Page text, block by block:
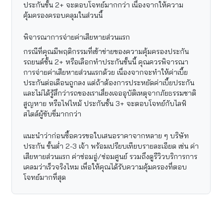
ประกันชั้น 2+ จะตอบโจทย์มากกว่า เนื่องจากให้ความ
คุ้มครองครอบคลุมในส่วนนี้
พิจารณาการจ่ายค่าเสียหายส่วนแรก
กรณีที่คุณมีพฤติกรรมที่เข้าข่ายของความคุ้มครองประกัน
รถยนต์ชั้น 2+ หรือเลือกทำประกันชั้นนี้ คุณควรพิจารณา
การจ่ายค่าเสียหายส่วนแรกด้วย เนื่องจากจะทำให้ค่าเบี้ย
ประกันต่อเดือนถูกลง แต่ถ้าต้องการประหยัดค่าเบี้ยประกัน
และไม่ได้รู้สึกว่ารถของเราเสี่ยงเจออุบัติเหตุจากภัยธรรมชาติ
สูญหาย หรือไฟไหม้ ประกันชั้น 3+ จะตอบโจทย์กับไลฟ์
สไตล์ผู้ขับขี่มากกว่า
แนะนำว่าก่อนซื้อควรขอใบเสนอราคาจากหลาย ๆ บริษัท
ประกัน ขั้นต่ำ 2-3 เจ้า พร้อมเปรียบเทียบรายละเอียด เช่น ค่า
เสียหายส่วนแรก ค่าซ่อมอู่/ซ่อมศูนย์ รวมถึงดูรีวิวบริการการ
เคลมว่าเร็วจริงไหม เพื่อให้คุณได้รับความคุ้มครองที่ตอบ
โจทย์มากที่สุด